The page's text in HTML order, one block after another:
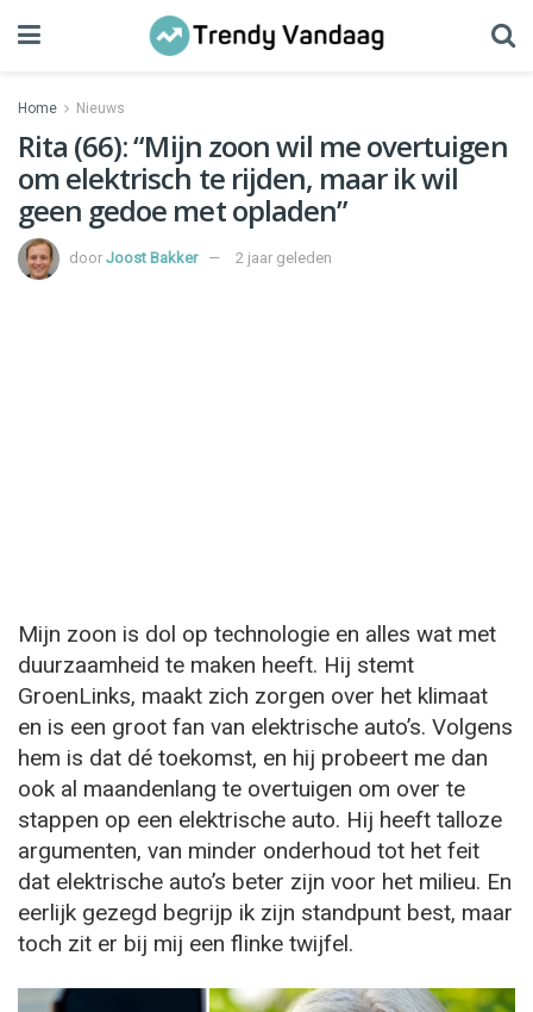
Home Nieuws
Rita (66): “Mijn zoon wil me overtuigen
om elektrisch te rijden, maar ik wil
geen gedoe met opladen”
door Joost Bakker 2 jaar geleden
Mijn zoon is dol op technologie en alles wat met
duurzaamheid te maken heeft. Hij stemt
GroenLinks, maakt zich zorgen over het klimaat
en is een groot fan van elektrische auto’s. Volgens
hem is dat dé toekomst, en hij probeert me dan
ook al maandenlang te overtuigen om over te
stappen op een elektrische auto. Hij heeft talloze
argumenten, van minder onderhoud tot het feit
dat elektrische auto’s beter zijn voor het milieu. En
eerlijk gezegd begrijp ik zijn standpunt best, maar
toch zit er bij mij een flinke twijfel.